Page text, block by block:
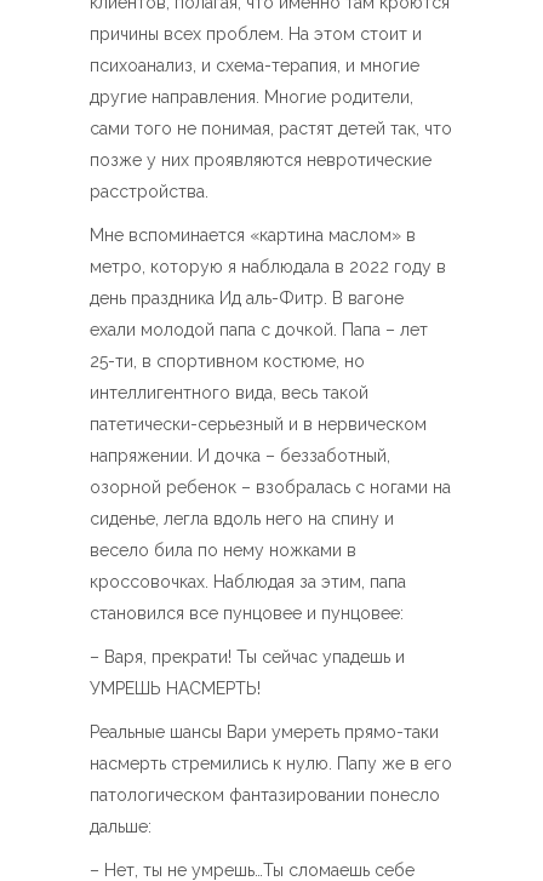
причины всех проблем. На этом стоит и
психоанализ, и схема-терапия, и многие
другие направления. Многие родители,
сами того не понимая, растят детей так, что
позже у них проявляются невротические
расстройства.
Мне вспоминается «картина маслом» в
метро, которую я наблюдала в 2022 году в
день праздника Ид аль-Фитр. В вагоне
ехали молодой папа с дочкой. Папа – лет
25-ти, в спортивном костюме, но
интеллигентного вида, весь такой
патетически-серьезный и в нервическом
напряжении. И дочка – беззаботный,
озорной ребенок – взобралась с ногами на
сиденье, легла вдоль него на спину и
весело била по нему ножками в
кроссовочках. Наблюдая за этим, папа
становился все пунцовее и пунцовее:
– Варя, прекрати! Ты сейчас упадешь и
УМРЕШЬ НАСМЕРТЬ!
Реальные шансы Вари умереть прямо-таки
насмерть стремились к нулю. Папу же в его
патологическом фантазировании понесло
дальше:
– Нет, ты не умрешь…Ты сломаешь себе